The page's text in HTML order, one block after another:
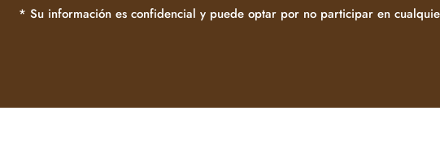
* Su información es confidencial y puede optar por no participar en